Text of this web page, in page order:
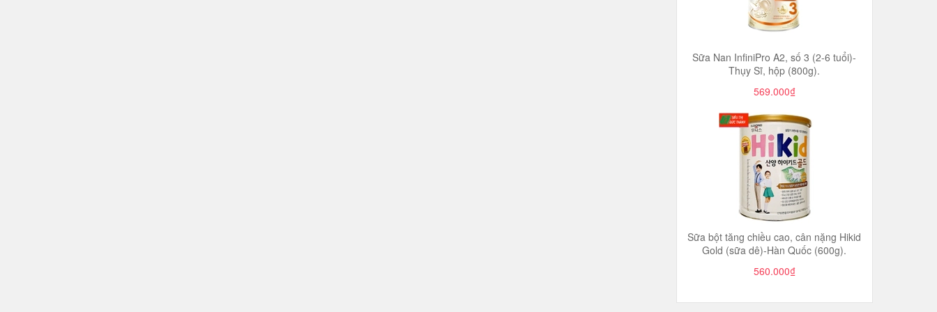
Sữa Nan InfiniPro A2, số 3 (2-6 tuổi)-
Thụy Sĩ, hộp (800g).
569.000₫
Sữa bột tăng chiều cao, cân nặng Hikid
Gold (sữa dê)-Hàn Quốc (600g).
560.000₫